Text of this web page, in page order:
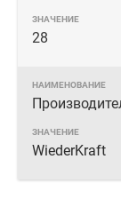
28
WiederKraft